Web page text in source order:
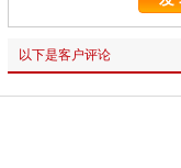
以下是客户评论